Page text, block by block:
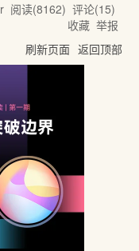
阅读(8162) 评论(15)
收藏 举报
刷新页面 返回顶部